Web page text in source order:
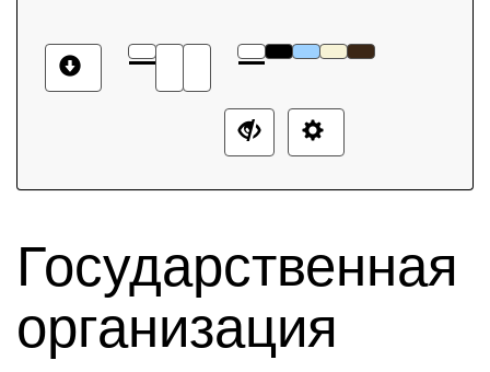
Государственная
организация